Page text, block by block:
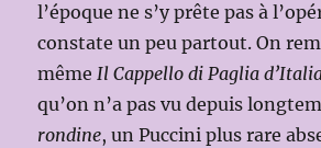
l’époque ne s’y prête pas à
constate un peu partout. On
mêmeIl Cappello di Paglia
qu’on n’a pas vu depuis
rondine, un Puccini plus rare